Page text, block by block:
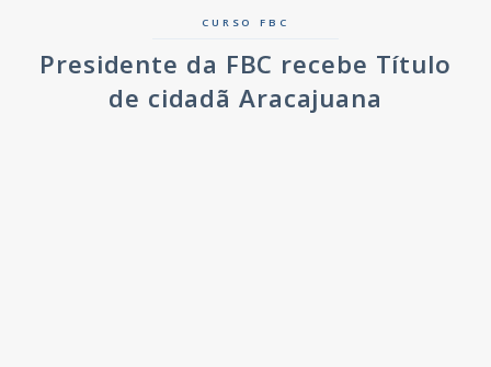
CURSO FBC
Presidente da FBC recebe Título
de cidadã Aracajuana